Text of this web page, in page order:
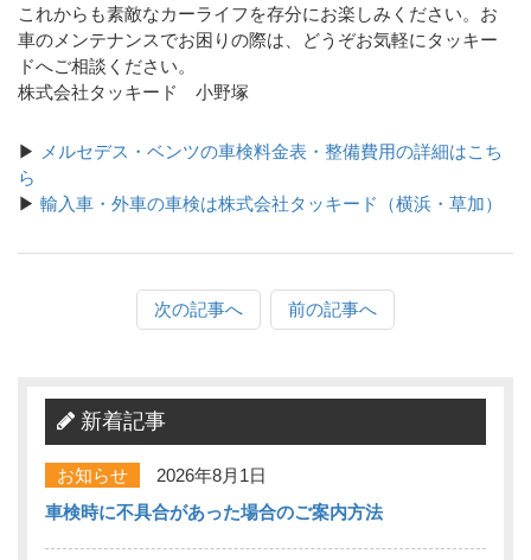
これからも素敵なカーライフを存分にお楽しみください。お
車のメンテナンスでお困りの際は、どうぞお気軽にタッキー
ドへご相談ください。
株式会社タッキード 小野塚
▶
メルセデス・ベンツの車検料金表・整備費用の詳細はこち
ら
▶ 輸入車・外車の車検は株式会社タッキード（横浜・草加）
次の記事へ 前の記事へ
新着記事
お知らせ
2026年8月1日
車検時に不具合があった場合のご案内方法